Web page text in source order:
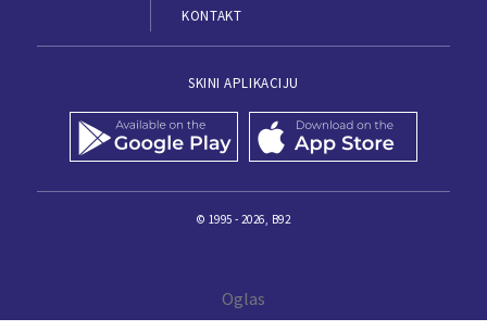
KONTAKT
SKINI APLIKACIJU
© 1995 - 2026, B92